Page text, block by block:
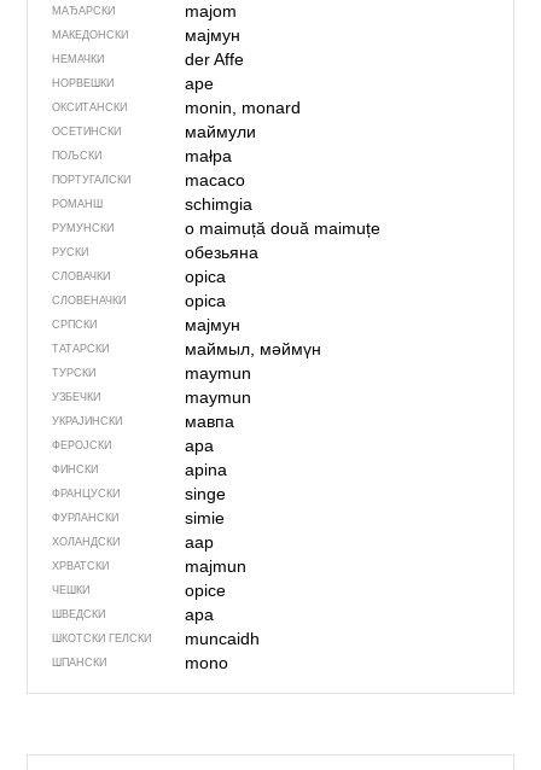
МАЂАРСКИ majom
МАКЕДОНСКИ мајмун
НЕМАЧКИ der Affe
НОРВЕШКИ ape
ОКСИТАНСКИ monin, monard
ОСЕТИНСКИ маймули
ПОЉСКИ małpa
ПОРТУГАЛСКИ macaco
РОМАНШ schimgia
РУМУНСКИ o maimuțădouă maimuțe
РУСКИ обезьяна
СЛОВАЧКИ opica
СЛОВЕНАЧКИ opica
СРПСКИ мајмун
ТАТАРСКИ маймыл, мәймүн
ТУРСКИ maymun
УЗБЕЧКИ maymun
УКРАЈИНСКИ мавпа
ФЕРОЈСКИ apa
ФИНСКИ apina
ФРАНЦУСКИ singe
ФУРЛАНСКИ simie
ХОЛАНДСКИ aap
ХРВАТСКИ majmun
ЧЕШКИ opice
ШВЕДСКИ apa
ШКОТСКИ ГЕЛСКИ muncaidh
ШПАНСКИ mono